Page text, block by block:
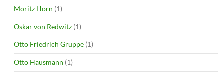
Moritz Horn (1)
Oskar von Redwitz (1)
Otto Friedrich Gruppe (1)
Otto Hausmann (1)